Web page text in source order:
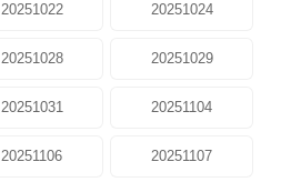
20251022 20251024
20251028 20251029
20251031 20251104
20251106 20251107